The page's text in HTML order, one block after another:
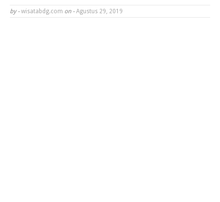
by - wisatabdg.com on - Agustus 29, 2019